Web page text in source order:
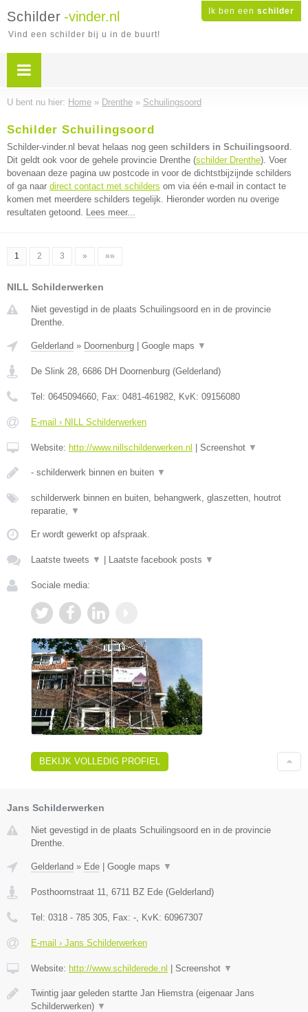
Ik ben een schilder
Schilder -vinder.nl
Vind een schilder bij u in de buurt!
U bent nu hier: Home » Drenthe » Schuilingsoord
Schilder Schuilingsoord
Schilder-vinder.nl bevat helaas nog geen schilders in Schuilingsoord .
Dit geldt ook voor de gehele provincie Drenthe (schilder Drenthe). Voer
bovenaan deze pagina uw postcode in voor de dichtstbijzijnde schilders
of ga naar direct contact met schilders om via één e-mail in contact te
komen met meerdere schilders tegelijk. Hieronder worden nu overige
resultaten getoond. Lees meer...
1 2 3 » »»
NILL Schilderwerken
Niet gevestigd in de plaats Schuilingsoord en in de provincie
Drenthe.
Gelderland » Doornenburg Google maps ▼
De Slink 28, 6686 DH Doornenburg (Gelderland)
Tel: 0645094660, Fax: 0481-461982, KvK: 09156080
E-mail › NILL Schilderwerken
Website: http://www.nillschilderwerken.nl Screenshot ▼
- schilderwerk binnen en buiten ▼
schilderwerk binnen en buiten, behangwerk, glaszetten, houtrot
reparatie, ▼
Er wordt gewerkt op afspraak.
Laatste tweets ▼ Laatste facebook posts ▼
Sociale media:
BEKIJK VOLLEDIG PROFIEL
Jans Schilderwerken
Niet gevestigd in de plaats Schuilingsoord en in de provincie
Drenthe.
Gelderland » Ede Google maps ▼
Posthoornstraat 11 6711 BZ Ede (Gelderland)
Tel: 0318 - 785 305 , Fax: - , KvK: 60967307
E-mail › Jans Schilderwerken
Website: http://www.schilderede.nl Screenshot ▼
Twintig jaar geleden startte Jan Hiemstra (eigenaar Jans
Schilderwerken) ▼